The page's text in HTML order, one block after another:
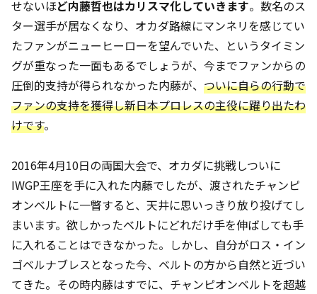
せないほど内藤哲也はカリスマ化していきます。数名のス
ター選手が居なくなり、オカダ路線にマンネリを感じてい
たファンがニューヒーローを望んでいた、というタイミン
グが重なった一面もあるでしょうが、今までファンからの
圧倒的支持が得られなかった内藤が、 ついに自らの行動で
ファンの支持を獲得し新日本プロレスの主役に躍り出たわ
けです。
2016年4月10日の両国大会で、オカダに挑戦しついに
IWGP王座を手に入れた内藤でしたが、渡されたチャンピ
オンベルトに一瞥すると、天井に思いっきり放り投げてし
まいます。欲しかったベルトにどれだけ手を伸ばしても手
に入れることはできなかった。しかし、自分がロス・イン
ゴベルナブレスとなった今、ベルトの方から自然と近づい
てきた。その時内藤はすでに、チャンピオンベルトを超越